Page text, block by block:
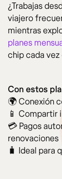
¿Trabajas
viajero
mientras
planes
chip cada vez
Con estos
🌍 Conexión
📱 Compartir
💳 Pagos
renovaciones
🧳 Ideal para